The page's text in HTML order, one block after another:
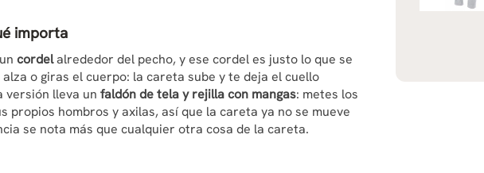
importa
cordelalrededor del pecho, y ese cordel es justo lo que se
o giras el cuerpo: la careta sube y te deja el cuello
versión lleva un faldón de tela y rejilla con mangas: metes los
propios hombros y axilas, así que la careta ya no se mueve
se nota más que cualquier otra cosa de la careta.